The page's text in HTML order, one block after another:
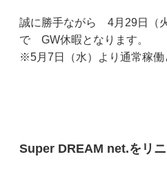
誠に勝手ながら 4月29日（
で GW休暇となります。
※5月7日（水）より通常稼働
Super DREAM net.をリニ